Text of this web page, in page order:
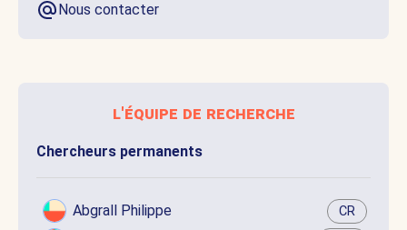
Nous contacter
l'équipe de recherche
Chercheurs permanents
Abgrall Philippe CR